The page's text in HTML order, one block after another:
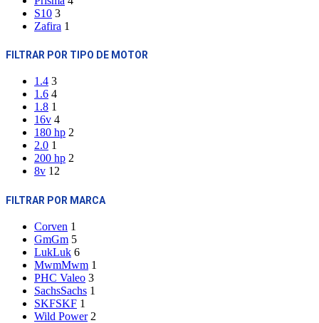
S10 3
Zafira 1
FILTRAR POR TIPO DE MOTOR
1.4 3
1.6 4
1.8 1
16v 4
180 hp 2
2.0 1
200 hp 2
8v 12
FILTRAR POR MARCA
Corven 1
GmGm 5
LukLuk 6
MwmMwm 1
PHC Valeo 3
SachsSachs 1
SKFSKF 1
Wild Power 2